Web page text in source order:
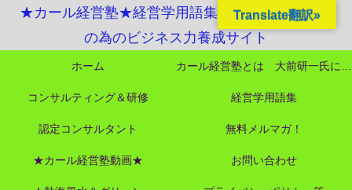
★カール経営塾★経営学用語集起業独立成功MBA
の為のビジネス力養成サイト
ホーム
コンサルティング＆研修 経営学用語集
認定コンサルタント 無料メルマガ！
★カール経営塾動画★ お問い合わせ
Translate翻訳»